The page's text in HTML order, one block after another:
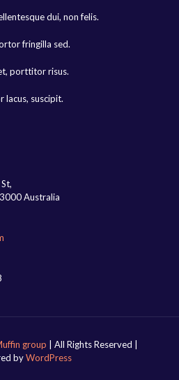
dui, non felis.
fringilla sed.
porttitor risus.
lacus, suscipit.
Australia
group | All Rights Reserved |
byWordPress